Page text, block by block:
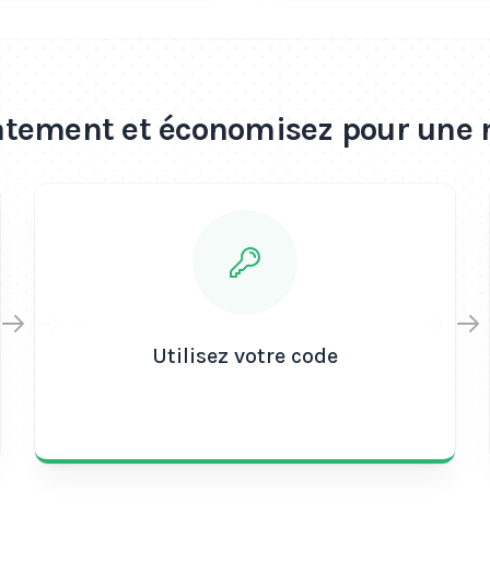
et économisez pour une
Utilisez votre code